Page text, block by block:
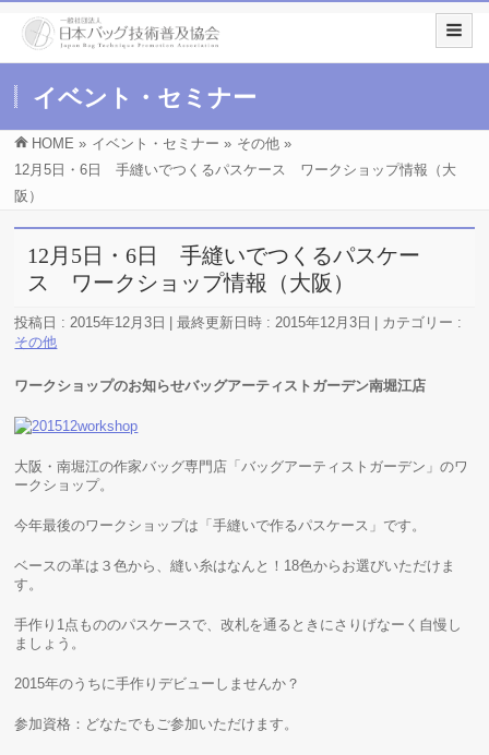
イベント・セミナー
HOME » イベント・セミナー » その他 »
12月5日・6日 手縫いでつくるパスケース ワークショップ情報（大
阪）
12月5日・6日 手縫いでつくるパスケー
ス ワークショップ情報（大阪）
投稿日 : 2015年12月3日 最終更新日時 : 2015年12月3日
カテゴリー :
その他
ワークショップのお知らせバッグアーティストガーデン南堀江店
大阪・南堀江の作家バッグ専門店「バッグアーティストガーデン」のワ
ークショップ。
今年最後のワークショップは「手縫いで作るパスケース」です。
ベースの革は３色から、縫い糸はなんと！18色からお選びいただけま
す。
手作り1点もののパスケースで、改札を通るときにさりげなーく自慢し
ましょう。
2015年のうちに手作りデビューしませんか？
参加資格：どなたでもご参加いただけます。